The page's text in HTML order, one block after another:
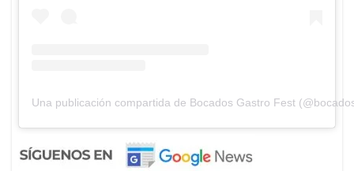
Una publicación compartida de Bocados Gastro Fest